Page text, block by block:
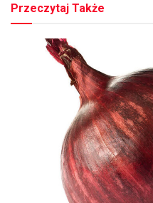
Przeczytaj Także